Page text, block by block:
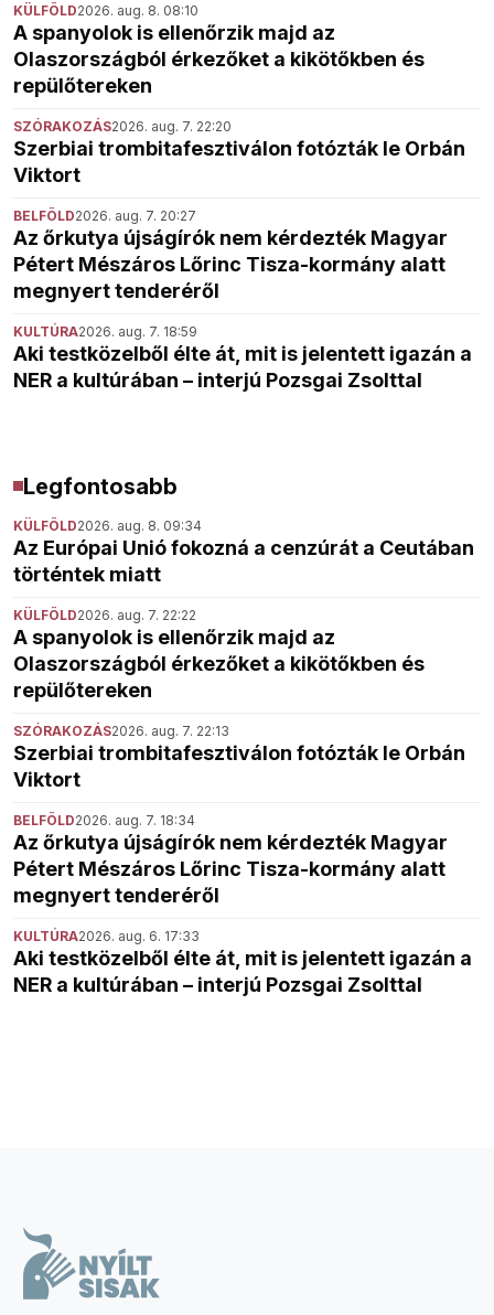
KÜLFÖLD2026. aug. 8. 08:10
A spanyolok is ellenőrzik majd az
Olaszországból érkezőket a kikötőkben és
repülőtereken
SZÓRAKOZÁS2026. aug. 7. 22:20
Szerbiai trombitafesztiválon fotózták le Orbán
Viktort
BELFÖLD2026. aug. 7. 20:27
Az őrkutya újságírók nem kérdezték Magyar
Pétert Mészáros Lőrinc Tisza-kormány alatt
megnyert tenderéről
KULTÚRA2026. aug. 7. 18:59
Aki testközelből élte át, mit is jelentett igazán a
NER a kultúrában – interjú Pozsgai Zsolttal
Legfontosabb
KÜLFÖLD2026. aug. 8. 09:34
Az Európai Unió fokozná a cenzúrát a Ceutában
történtek miatt
KÜLFÖLD2026. aug. 7. 22:22
A spanyolok is ellenőrzik majd az
Olaszországból érkezőket a kikötőkben és
repülőtereken
SZÓRAKOZÁS2026. aug. 7. 22:13
Szerbiai trombitafesztiválon fotózták le Orbán
Viktort
BELFÖLD2026. aug. 7. 18:34
Az őrkutya újságírók nem kérdezték Magyar
Pétert Mészáros Lőrinc Tisza-kormány alatt
megnyert tenderéről
KULTÚRA2026. aug. 6. 17:33
Aki testközelből élte át, mit is jelentett igazán a
NER a kultúrában – interjú Pozsgai Zsolttal